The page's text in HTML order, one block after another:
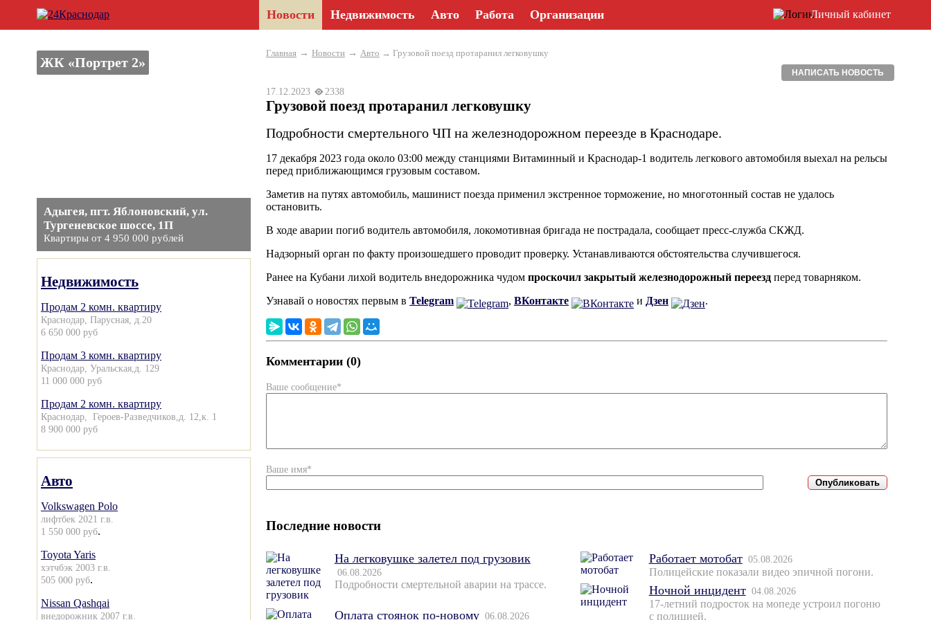
Новости Недвижимость Авто Работа Организации Личный кабинет
ЖК «Портрет 2»
Адыгея, пгт. Яблоновский, ул.
Тургеневское шоссе, 1П
Квартиры от 4 950 000 рублей
Недвижимость
Продам 2 комн. квартиру
Краснодар, Парусная, д.20
6 650 000 руб
Продам 3 комн. квартиру
Краснодар, Уральская,д. 129
11 000 000 руб
Продам 2 комн. квартиру
Краснодар, Героев-Разведчиков,д. 12,к. 1
8 900 000 руб
Авто
Volkswagen Polo
лифтбек 2021 г.в.
1 550 000 руб.
Toyota Yaris
хэтчбэк 2003 г.в.
505 000 руб.
Nissan Qashqai
внедорожник 2007 г.в.
Главная → Новости → Авто → Грузовой поезд протаранил легковушку
НАПИСАТЬ НОВОСТЬ
17.12.2023 2338
Грузовой поезд протаранил легковушку
Подробности смертельного ЧП на железнодорожном переезде в Краснодаре.
17 декабря 2023 года около 03:00 между станциями Витаминный и Краснодар-1 водитель легкового автомобиля выехал на рельсы
перед приближающимся грузовым составом.
Заметив на путях автомобиль, машинист поезда применил экстренное торможение, но многотонный состав не удалось
остановить.
В ходе аварии погиб водитель автомобиля, локомотивная бригада не пострадала, сообщает пресс-служба СКЖД.
Надзорный орган по факту произошедшего проводит проверку. Устанавливаются обстоятельства случившегося.
Ранее на Кубани лихой водитель внедорожника чудом проскочил закрытый железнодорожный переезд перед товарняком.
Узнавай о новостях первым в Telegram , ВКонтакте и Дзен .
Комментарии (0)
Ваше сообщение*
Ваше имя*
Последние новости
На легковушке залетел под грузовик
06.08.2026
Подробности смертельной аварии на трассе.
Оплата стоянок по-новому 06.08.2026
Работает мотобат 05.08.2026
Полицейские показали видео эпичной погони.
Ночной инцидент 04.08.2026
17-летний подросток на мопеде устроил погоню
с полицией.